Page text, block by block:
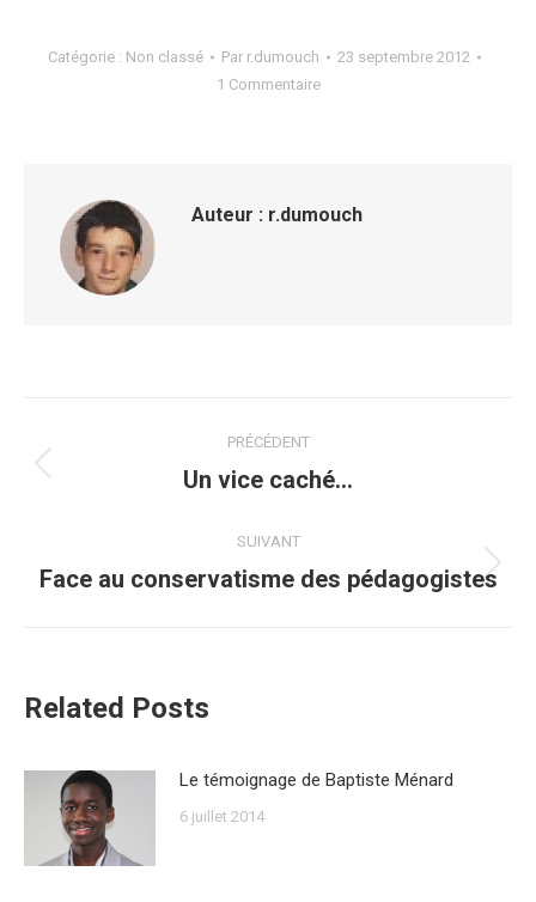
Catégorie : Non classé Par r.dumouch
23 septembre 2012
1 Commentaire
Auteur : r.dumouch
article
PRÉCÉDENT
Article
:
Un vice caché…
SUIVANT
Article
Face au conservatisme des pédagogistes
Related Posts
Le témoignage de Baptiste Ménard
6 juillet 2014